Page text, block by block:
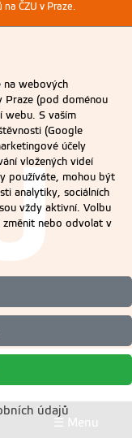
ČZU v Praze.
☰ Menu
na webových
Praze (pod doménou
webu. S vaším
(Google
účely
vložených videí
používáte, mohou být
analytiky, sociálních
vždy aktivní. Volbu
změnit nebo odvolat v
údajů